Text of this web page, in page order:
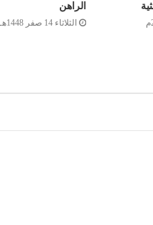
الراهن
الثلاثاء 14 صفر 1448هـ 28-7-2026م